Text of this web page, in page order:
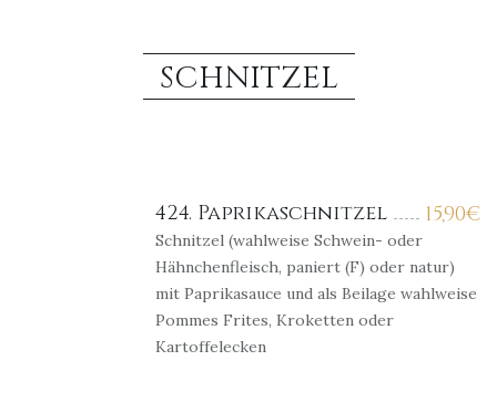
SCHNITZEL
15,90€
424. Paprikaschnitzel
Schnitzel (wahlweise Schwein- oder
Hähnchenfleisch, paniert (F) oder natur)
mit Paprikasauce und als Beilage wahlweise
Pommes Frites, Kroketten oder
Kartoffelecken